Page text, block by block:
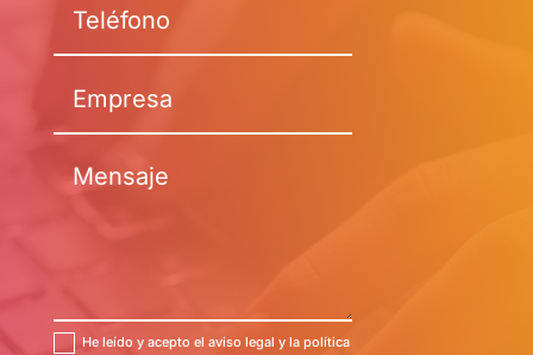
He leído y acepto el aviso legal y la política